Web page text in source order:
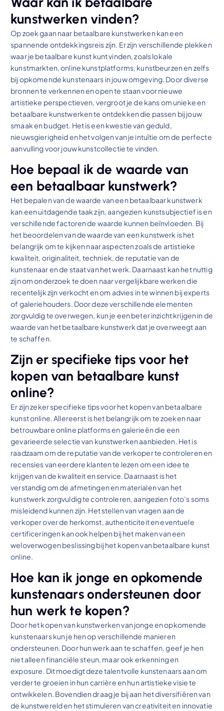
kunstwerken vinden?
Op zoek gaan naar betaalbare kunstwerken kan een
spannende ontdekkingsreis zijn. Er zijn verschillende plekken
waar je betaalbare kunst kunt vinden, zoals lokale
kunstmarkten, online kunstplatforms, kunstbeurzen en zelfs
bij opkomende kunstenaars in jouw omgeving. Door diverse
bronnen te verkennen en open te staan voor nieuwe
artistieke perspectieven, vergroot je de kans om unieke en
betaalbare kunstwerken te ontdekken die passen bij jouw
smaak en budget. Het is een kwestie van geduld,
nieuwsgierigheid en het volgen van je intuïtie om de perfecte
aanvulling voor jouw kunstcollectie te vinden.
Hoe bepaal ik de waarde van
een betaalbaar kunstwerk?
Het bepalen van de waarde van een betaalbaar kunstwerk
kan een uitdagende taak zijn, aangezien kunstsubjectief is en
verschillende factoren de waarde kunnen beïnvloeden. Bij
het beoordelen van de waarde van een kunstwerk is het
belangrijk om te kijken naar aspecten zoals de artistieke
kwaliteit, originaliteit, techniek, de reputatie van de
kunstenaar en de staat van het werk. Daarnaast kan het nuttig
zijn om onderzoek te doen naar vergelijkbare werken die
recentelijk zijn verkocht en om advies in te winnen bij experts
of galeriehouders. Door deze verschillende elementen
zorgvuldig te overwegen, kun je een beter inzicht krijgen in de
waarde van het betaalbare kunstwerk dat je overweegt aan
te schaffen.
Zijn er specifieke tips voor het
kopen van betaalbare kunst
online?
Er zijn zeker specifieke tips voor het kopen van betaalbare
kunst online. Allereerst is het belangrijk om te zoeken naar
betrouwbare online platforms en galerieën die een
gevarieerde selectie van kunstwerken aanbieden. Het is
raadzaam om de reputatie van de verkoper te controleren en
recensies van eerdere klanten te lezen om een idee te
krijgen van de kwaliteit en service. Daarnaast is het
verstandig om de afmetingen en materialen van het
kunstwerk zorgvuldig te controleren, aangezien foto’s soms
misleidend kunnen zijn. Het stellen van vragen aan de
verkoper over de herkomst, authenticiteit en eventuele
certificeringen kan ook helpen bij het maken van een
weloverwogen beslissing bij het kopen van betaalbare kunst
online.
Hoe kan ik jonge en opkomende
kunstenaars ondersteunen door
hun werk te kopen?
Door het kopen van kunstwerken van jonge en opkomende
kunstenaars kun je hen op verschillende manieren
ondersteunen. Door hun werk aan te schaffen, geef je hen
niet alleen financiële steun, maar ook erkenning en
exposure. Dit moedigt deze talentvolle kunstenaars aan om
verder te groeien in hun carrière en hun artistieke visie te
ontwikkelen. Bovendien draag je bij aan het diversifiëren van
de kunstwereld en het stimuleren van creativiteit en innovatie